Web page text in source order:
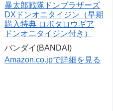
暴太郎戦隊ドンブラザーズ
DXドンオニタイジン（早期
購入特典 ロボタロウギア
ドンオニタイジン付き）
バンダイ(BANDAI)
Amazon.co.jpで詳細を見る